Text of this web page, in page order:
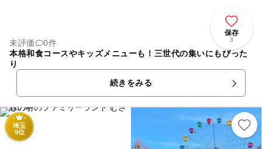
保存
3
未評価
0件
本格和食コースやキッズメニューも！三世代の集いにもぴった
り
続きをみる
埼玉
9位